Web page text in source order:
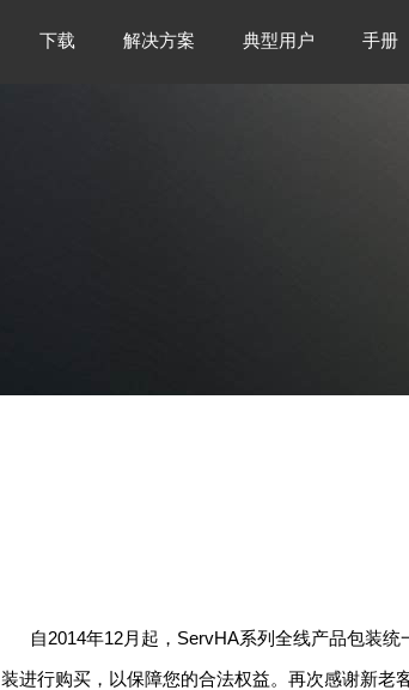
下载 解决方案 典型用户 手册
自2014年12月起，ServHA系列全线产品包装统
装进行购买，以保障您的合法权益。再次感谢新老